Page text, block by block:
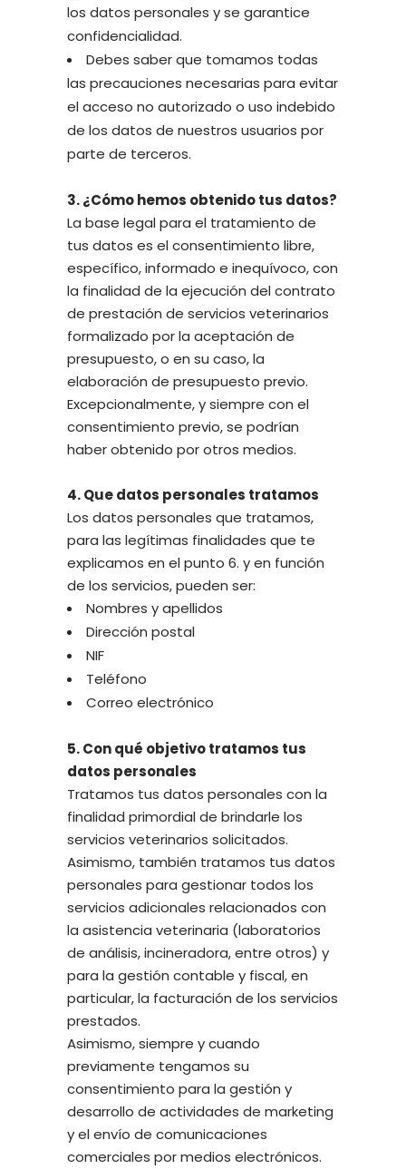
los datos personales y se garantice
confidencialidad.
Debes saber que tomamos todas
las precauciones necesarias para evitar
el acceso no autorizado o uso indebido
de los datos de nuestros usuarios por
parte de terceros.
3. ¿Cómo hemos obtenido tus datos?
La base legal para el tratamiento de
tus datos es el consentimiento libre,
específico, informado e inequívoco, con
la finalidad de la ejecución del contrato
de prestación de servicios veterinarios
formalizado por la aceptación de
presupuesto, o en su caso, la
elaboración de presupuesto previo.
Excepcionalmente, y siempre con el
consentimiento previo, se podrían
haber obtenido por otros medios.
4. Que datos personales tratamos
Los datos personales que tratamos,
para las legítimas finalidades que te
explicamos en el punto 6. y en función
de los servicios, pueden ser:
Nombres y apellidos
Dirección postal
NIF
Teléfono
Correo electrónico
5. Con qué objetivo tratamos tus
datos personales
Tratamos tus datos personales con la
finalidad primordial de brindarle los
servicios veterinarios solicitados.
Asimismo, también tratamos tus datos
personales para gestionar todos los
servicios adicionales relacionados con
la asistencia veterinaria (laboratorios
de análisis, incineradora, entre otros) y
para la gestión contable y fiscal, en
particular, la facturación de los servicios
prestados.
Asimismo, siempre y cuando
previamente tengamos su
consentimiento para la gestión y
desarrollo de actividades de marketing
y el envío de comunicaciones
comerciales por medios electrónicos.